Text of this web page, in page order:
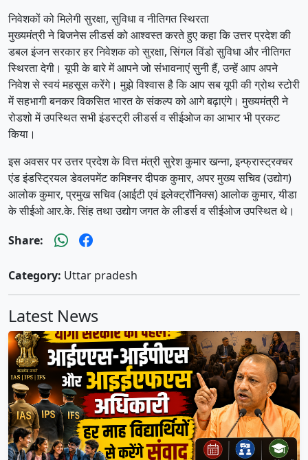
निवेशकों को मिलेगी सुरक्षा, सुविधा व नीतिगत स्थिरता
मुख्यमंत्री ने बिजनेस लीडर्स को आश्वस्त करते हुए कहा कि उत्तर प्रदेश की
डबल इंजन सरकार हर निवेशक को सुरक्षा, सिंगल विंडो सुविधा और नीतिगत
स्थिरता देगी। यूपी के बारे में आपने जो संभावनाएं सुनी हैं, उन्हें आप अपने
निवेश से स्वयं महसूस करेंगे। मुझे विश्वास है कि आप सब यूपी की ग्रोथ स्टोरी
में सहभागी बनकर विकसित भारत के संकल्प को आगे बढ़ाएंगे। मुख्यमंत्री ने
रोडशो में उपस्थित सभी इंडस्ट्री लीडर्स व सीईओज का आभार भी प्रकट
किया।
इस अवसर पर उत्तर प्रदेश के वित्त मंत्री सुरेश कुमार खन्ना, इन्फ्रास्ट्रक्चर
एंड इंडस्ट्रियल डेवलपमेंट कमिश्नर दीपक कुमार, अपर मुख्य सचिव (उद्योग)
आलोक कुमार, प्रमुख सचिव (आईटी एवं इलेक्ट्रॉनिक्स) आलोक कुमार, यीडा
के सीईओ आर.के. सिंह तथा उद्योग जगत के लीडर्स व सीईओज उपस्थित थे।
Share:
Category: Uttar pradesh
Latest News